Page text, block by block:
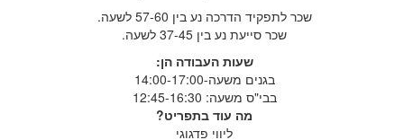
שכר לתפקיד הדרכה נע בין 57-60 לשעה.
שכר סייעת נע בין 37-45 לשעה.
שעות העבודה הן:
בגנים משעה-14:00-17:00
בבי"ס משעה: 12:45-16:30
מה עוד בתפריט?
ליווי פדגוגי